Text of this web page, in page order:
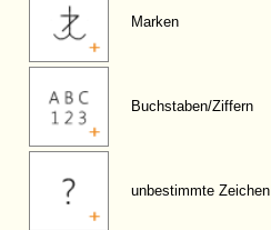
Marken
Buchstaben/Ziffern
unbestimmte Zeichen